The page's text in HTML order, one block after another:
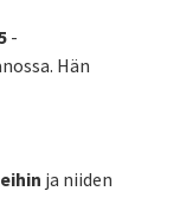
-
Hän
ja niiden